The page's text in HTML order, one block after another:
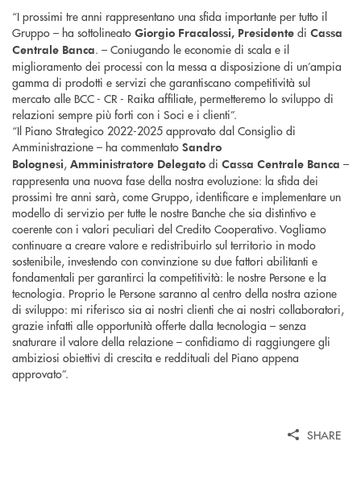
“I prossimi tre anni rappresentano una sfida importante per tutto il
Gruppo – ha sottolineato Giorgio Fracalossi, Presidente di Cassa
Centrale Banca. – Coniugando le economie di scala e il
miglioramento dei processi con la messa a disposizione di un’ampia
gamma di prodotti e servizi che garantiscano competitività sul
mercato alle BCC - CR - Raika affiliate, permetteremo lo sviluppo di
relazioni sempre più forti con i Soci e i clienti”.
“Il Piano Strategico 2022-2025 approvato dal Consiglio di
Amministrazione – ha commentato Sandro
Bolognesi, Amministratore Delegato di Cassa Centrale Banca –
rappresenta una nuova fase della nostra evoluzione: la sfida dei
prossimi tre anni sarà, come Gruppo, identificare e implementare un
modello di servizio per tutte le nostre Banche che sia distintivo e
coerente con i valori peculiari del Credito Cooperativo. Vogliamo
continuare a creare valore e redistribuirlo sul territorio in modo
sostenibile, investendo con convinzione su due fattori abilitanti e
fondamentali per garantirci la competitività: le nostre Persone e la
tecnologia. Proprio le Persone saranno al centro della nostra azione
di sviluppo: mi riferisco sia ai nostri clienti che ai nostri collaboratori,
grazie infatti alle opportunità offerte dalla tecnologia – senza
snaturare il valore della relazione – confidiamo di raggiungere gli
ambiziosi obiettivi di crescita e reddituali del Piano appena
approvato”.
SHARE